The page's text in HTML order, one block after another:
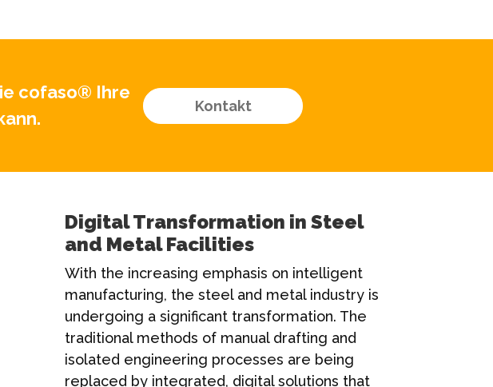
cofaso® Ihre
Kontakt
Digital Transformation in Steel
and Metal Facilities
With the increasing emphasis on intelligent
manufacturing, the steel and metal industry is
undergoing a significant transformation. The
traditional methods of manual drafting and
isolated engineering processes are being
replaced by integrated, digital solutions that